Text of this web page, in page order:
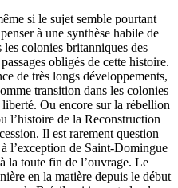
si le sujet semble pourtant
à une synthèse habile de
les colonies britanniques des
obligés de cette histoire.
de très longs développements,
transition dans les colonies
Ou encore sur la rébellion
l’histoire de la Reconstruction
Il est rarement question
l’exception de Saint-Domingue
la toute fin de l’ouvrage. Le
en la matière depuis le début